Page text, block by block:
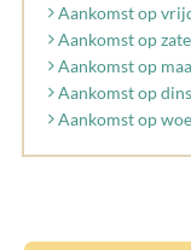
Aankomst op
Aankomst op
Aankomst op
Aankomst op
Aankomst op